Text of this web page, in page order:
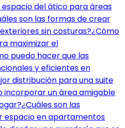
del ático para áreas
son las formas de crear
sin costuras?¿Cómo
maximizar el
puedo hacer que las
y eficientes en
distribución para una suite
incorporar un área amigable
¿Cuáles son las
espacio en apartamentos